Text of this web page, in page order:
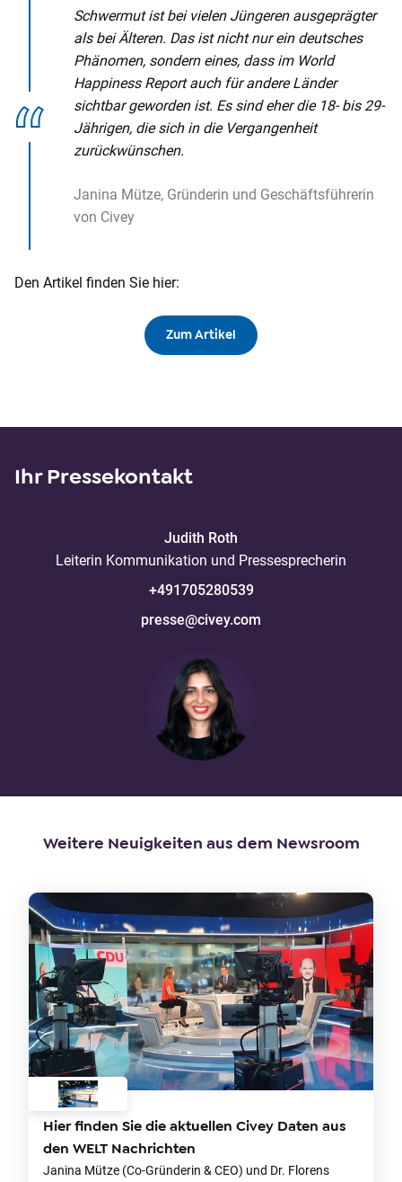
Schwermut ist bei vielen Jüngeren ausgeprägter
als bei Älteren. Das ist nicht nur ein deutsches
Phänomen, sondern eines, dass im World
Happiness Report auch für andere Länder
sichtbar geworden ist. Es sind eher die 18- bis 29-
Jährigen, die sich in die Vergangenheit
zurückwünschen.
Janina Mütze, Gründerin und Geschäftsführerin
von Civey
Den Artikel finden Sie hier:
Zum Artikel
Ihr Pressekontakt
Judith Roth
Leiterin Kommunikation und Pressesprecherin
+491705280539
presse@civey.com
Weitere Neuigkeiten aus dem Newsroom
Hier finden Sie die aktuellen Civey Daten aus
den WELT Nachrichten
Janina Mütze (Co-Gründerin & CEO) und Dr. Florens